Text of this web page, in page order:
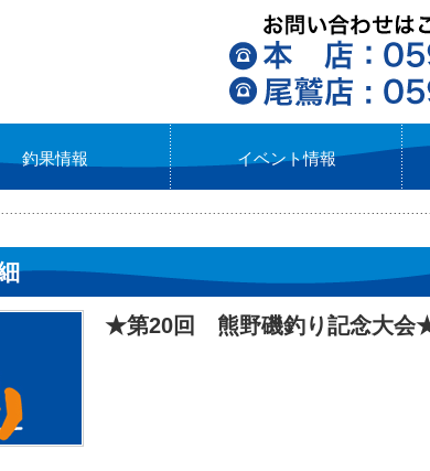
釣果情報 イベント情報
★第20回 熊野磯釣り記念大会